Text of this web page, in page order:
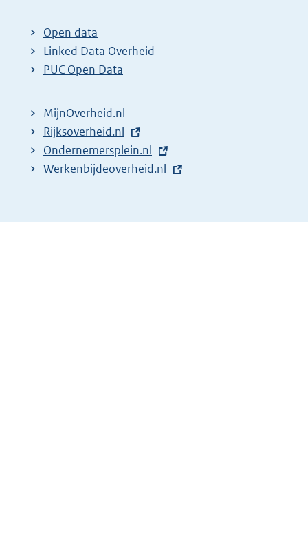
t
e
r
l
i
n
k
Open data
Linked Data Overheid
PUC Open Data
MijnOverheid.nl
E
x
t
n
Rijksoverheid.nl
E
x
r
Ondernemersplein.nl
E
e
Werkenbijdeoverheid.nl